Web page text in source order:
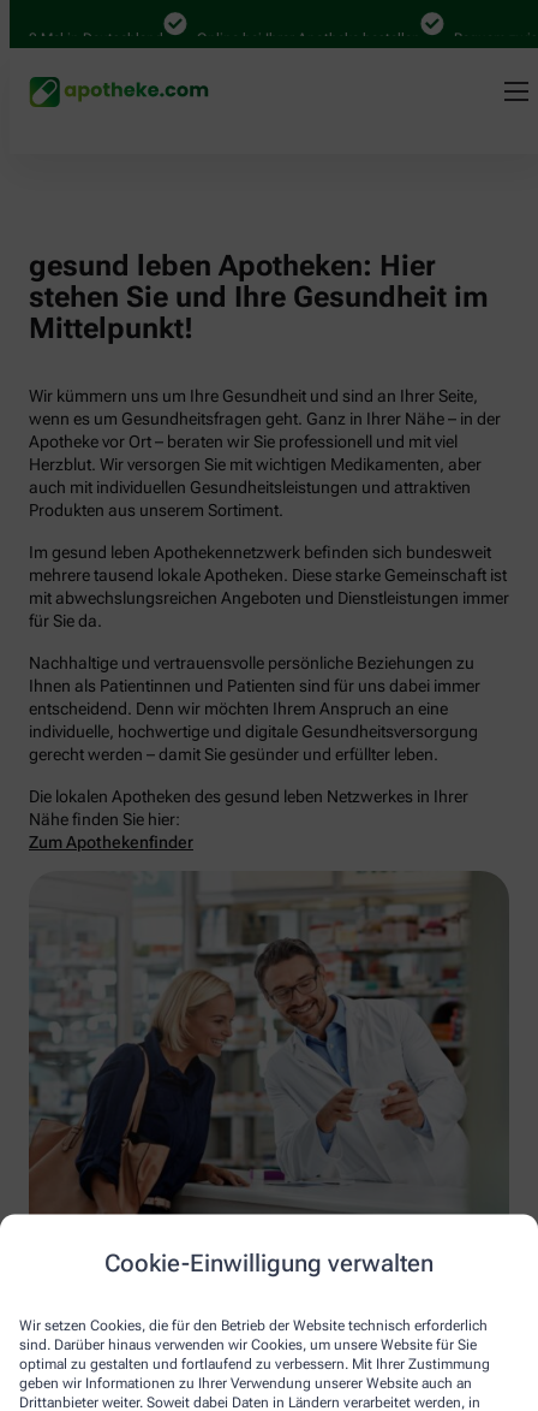
Cookie-Einwilligung verwalten
Wir setzen Cookies, die für den Betrieb der Website technisch erforderlich
sind. Darüber hinaus verwenden wir Cookies, um unsere Website für Sie
optimal zu gestalten und fortlaufend zu verbessern. Mit Ihrer Zustimmung
geben wir Informationen zu Ihrer Verwendung unserer Website auch an
Drittanbieter weiter. Soweit dabei Daten in Ländern verarbeitet werden, in
Mal in Deutschland Online bei Ihrer Apotheke bestellen Bequem
gesund leben Apotheken: Hier
stehen Sie und Ihre Gesundheit im
Mittelpunkt!
Wir kümmern uns um Ihre Gesundheit und sind an Ihrer Seite,
wenn es um Gesundheitsfragen geht. Ganz in Ihrer Nähe – in der
Apotheke vor Ort – beraten wir Sie professionell und mit viel
Herzblut. Wir versorgen Sie mit wichtigen Medikamenten, aber
auch mit individuellen Gesundheitsleistungen und attraktiven
Produkten aus unserem Sortiment.
Im gesund leben Apothekennetzwerk befinden sich bundesweit
mehrere tausend lokale Apotheken. Diese starke Gemeinschaft ist
mit abwechslungsreichen Angeboten und Dienstleistungen immer
für Sie da.
Nachhaltige und vertrauensvolle persönliche Beziehungen zu
Ihnen als Patientinnen und Patienten sind für uns dabei immer
entscheidend. Denn wir möchten Ihrem Anspruch an eine
individuelle, hochwertige und digitale Gesundheitsversorgung
gerecht werden – damit Sie gesünder und erfüllter leben.
Die lokalen Apotheken des gesund leben Netzwerkes in Ihrer
Nähe finden Sie hier:
Zum Apothekenfinder